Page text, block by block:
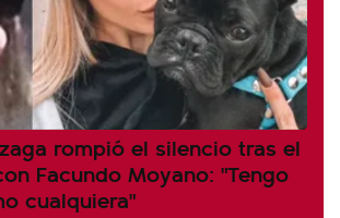
rompió el silencio tras el
Facundo Moyano: "Tengo
cualquiera"